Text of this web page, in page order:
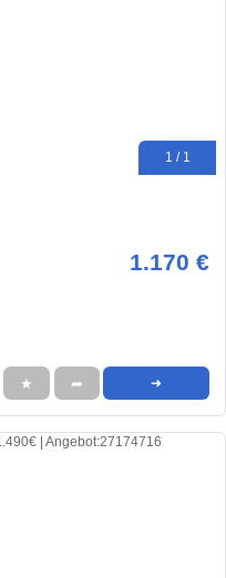
1 / 1
1.170 €
★ ➦ ➜